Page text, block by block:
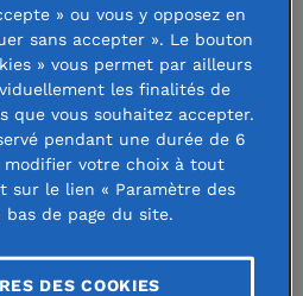
en versant des
de renforcer ses
de l’entreprise.
brillants et
en 2008 sous l’égide de la
» ou vous y opposez en
sans accepter ». Le bouton
» vous permet par ailleurs
les finalités de
que vous souhaitez accepter.
pendant une durée de 6
modifier votre choix à tout
sur le lien « Paramètre des
bas de page du site.
DES COOKIES